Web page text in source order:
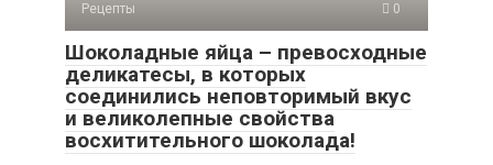
Рецепты 0
Шоколадные яйца – превосходные
деликатесы, в которых
соединились неповторимый вкус
и великолепные свойства
восхитительного шоколада!